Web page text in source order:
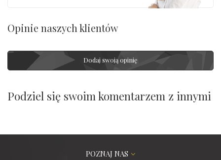
Opinie naszych klientów
Dodaj swoją opinię
Podziel się swoim komentarzem z innymi
POZNAJ NAS